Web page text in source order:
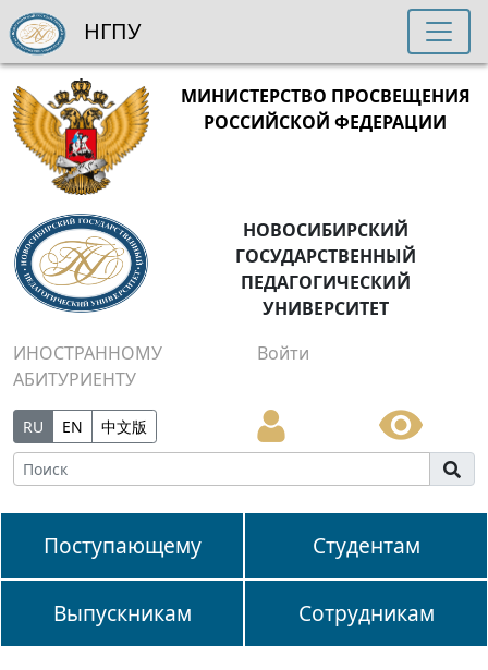
МИНИСТЕРСТВО ПРОСВЕЩЕНИЯ
РОССИЙСКОЙ ФЕДЕРАЦИИ
НОВОСИБИРСКИЙ
ГОСУДАРСТВЕННЫЙ
ПЕДАГОГИЧЕСКИЙ
УНИВЕРСИТЕТ
ИНОСТРАННОМУ
АБИТУРИЕНТУ
Войти
RU EN 中文版
Поступающему Студентам
Выпускникам Сотрудникам
НГПУ